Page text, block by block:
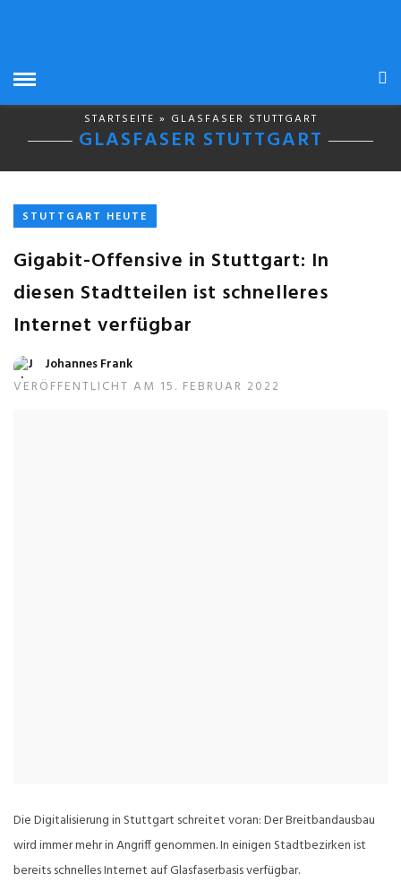
STARTSEITE » GLASFASER STUTTGART
GLASFASER STUTTGART
STUTTGART HEUTE
Gigabit-Offensive in Stuttgart: In
diesen Stadtteilen ist schnelleres
Internet verfügbar
Johannes Frank
VERÖFFENTLICHT AM 15. FEBRUAR 2022
Die Digitalisierung in Stuttgart schreitet voran: Der Breitbandausbau
wird immer mehr in Angriff genommen. In einigen Stadtbezirken ist
bereits schnelles Internet auf Glasfaserbasis verfügbar.